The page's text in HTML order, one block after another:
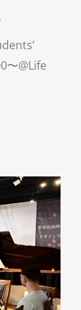
〜@Life